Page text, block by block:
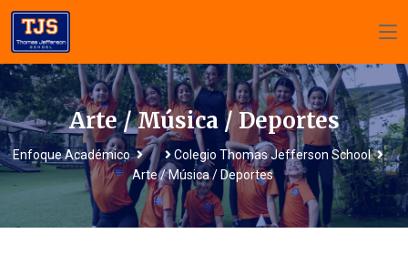
Arte / Música / Deportes
Enfoque Académico / Colegio Thomas Jefferson School /
Arte / Música / Deportes